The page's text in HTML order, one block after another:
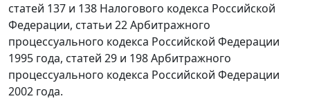
статей 137 и 138 Налогового кодекса Российской
Федерации, статьи 22 Арбитражного
процессуального кодекса Российской Федерации
1995 года, статей 29 и 198 Арбитражного
процессуального кодекса Российской Федерации
2002 года.